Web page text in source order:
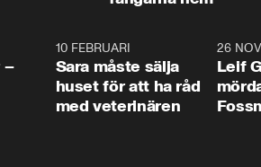
–
10 FEBRUARI
Sara måste sälja
huset för att ha råd
med veterinären
26
Leif